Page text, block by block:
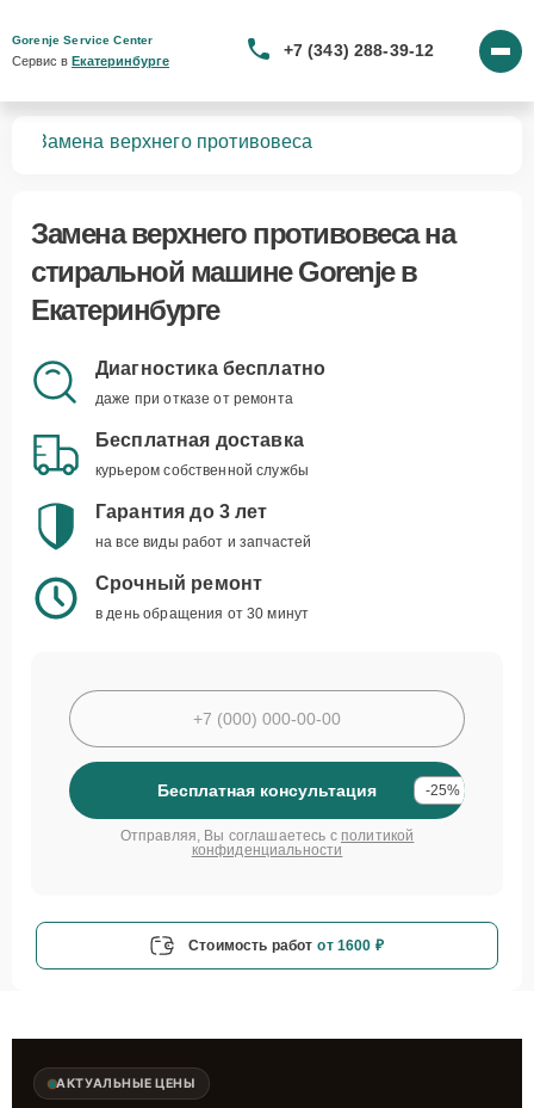
Gorenje Service Center
Сервис в Екатеринбурге
+7 (343) 288-39-12
Замена верхнего противовеса
Замена верхнего противовесана
стиральной машине Gorenje в
Екатеринбурге
Диагностика бесплатно
даже при отказе от ремонта
Бесплатная доставка
курьером собственной службы
Гарантия до 3 лет
на все виды работ и запчастей
Срочный ремонт
в день обращения от 30 минут
Бесплатная консультация -25%
Отправляя, Вы соглашаетесь с политикой
конфиденциальности
Стоимость работ от 1600 ₽
АКТУАЛЬНЫЕ ЦЕНЫ